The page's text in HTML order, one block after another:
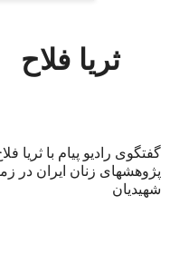
ثریا فلاح
گفتگوی رادیو پیام با ثریا
پژوهشهای زنان ایران در
شهیدیان